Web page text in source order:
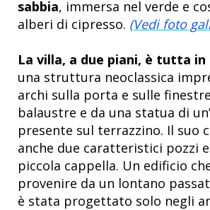
sabbia, immersa nel verde e
alberi di cipresso. (Vedi foto
La villa, a due piani, è tutta
una struttura neoclassica
archi sulla porta e sulle
balaustre e da una statua di
presente sul terrazzino. Il suo
anche due caratteristici pozzi
piccola cappella. Un edificio
provenire da un lontano
è stata progettato solo negli